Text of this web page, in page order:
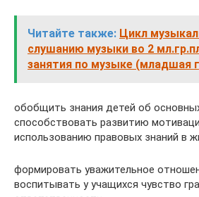
Читайте также: Цикл
слушанию музыки во 2
занятия по музыке (младшая
обобщить знания детей об
способствовать развитию
использованию правовых знаний в
формировать уважительное
воспитывать у учащихся чувство